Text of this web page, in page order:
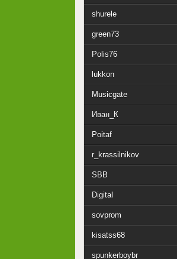
shurele
green73
Polis76
lukkon
Musicgate
Иван_К
Poitaf
r_krassilnikov
SBB
Digital
sovprom
kisatss68
spunkerboybr